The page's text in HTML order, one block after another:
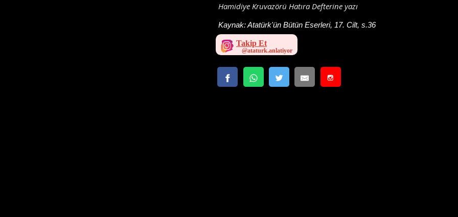
Hamidiye Kruvazörü Hatıra Defterine yazı
Kaynak:Atatürk'ün Bütün Eserleri, 17. Cilt, s.36
Takip Et